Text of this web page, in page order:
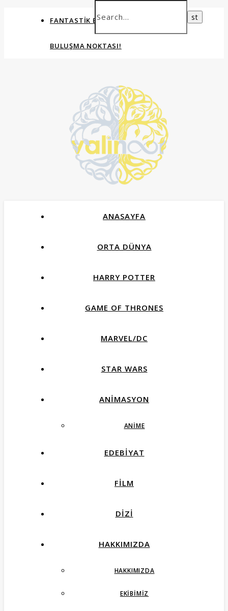
FANTASTIK EVRENLERIN ORTAK
BULUŞMA NOKTASI!
ANASAYFA
ORTA DÜNYA
HARRY POTTER
GAME OF THRONES
MARVEL/DC
STAR WARS
ANIMASYON
ANIME
EDEBIYAT
FILM
DIZI
HAKKIMIZDA
HAKKIMIZDA
EKIBIMIZ